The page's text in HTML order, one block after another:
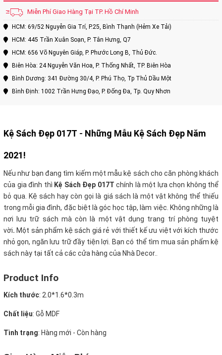
Miễn Phí Giao Hàng Tại TP. Hồ Chí Minh
HCM: 69/52 Nguyễn Gia Trí, P.25, Bình Thạnh (Hẻm Xe Tải)
HCM: 445 Trần Xuân Soạn, P. Tân Hưng, Q7
HCM: 656 Võ Nguyên Giáp, P. Phước Long B, Thủ Đức.
Biên Hòa: 24 Nguyễn Văn Hoa, P. Thống Nhất, TP. Biên Hòa
Bình Dương: 341 Đường 30/4, P. Phú Thọ, Tp Thủ Dầu Một
Bình Định: 1002 Trần Hưng Đạo, P. Đống Đa, Tp. Quy Nhơn
Kệ Sách Đẹp 017T - Những Mẫu Kệ Sách Đẹp Năm
2021!
Nếu như bạn đang tìm kiếm một mẫu kệ sách cho căn phòng khách
của gia đình thì Kệ Sách Đẹp 017T chính là một lựa chọn không thể
bỏ qua. Kệ sách hay còn gọi là giá sách là một vật không thể thiếu
trong mỗi gia đình, đặc biệt là góc học tập, làm việc. Không những là
nơi lưu trữ sách mà còn là một vật dụng trang trí phòng tuyệt
vời. Một sản phẩm kệ sách giá rẻ với thiết kế ưu việt với kích thước
nhỏ gọn, ngăn lưu trữ đầy tiện lợi. Bạn có thể tìm mua sản phẩm kệ
sách này tại tất cả các cửa hàng của Nhà Decor..
Product Info
Kích thước: 2.0*1.6*0.3m
Chất liệu: Gỗ MDF
Tình trạng: Hàng mới - Còn hàng